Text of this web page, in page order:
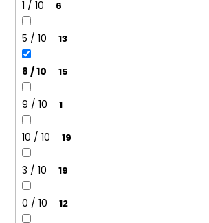
1 / 10 6
5 / 10 13
8 / 10 15
9 / 10 1
10 / 10 19
3 / 10 19
0 / 10 12